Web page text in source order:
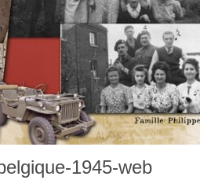
1945-web